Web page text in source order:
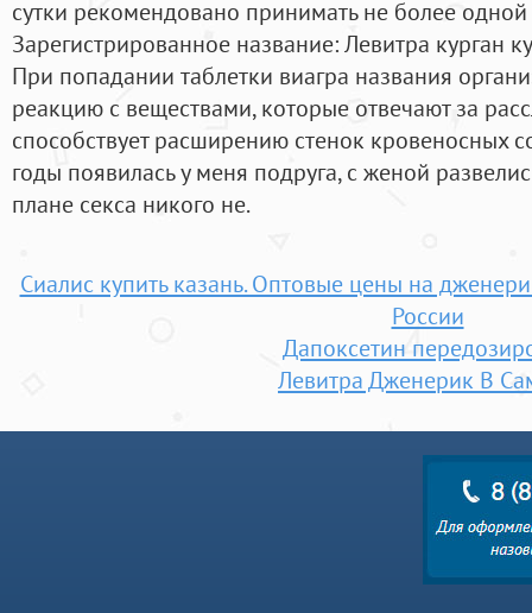
сутки рекомендовано принимать не более одной
Зарегистрированное название: Левитра курган
При попадании таблетки виагра названия
реакцию с веществами, которые отвечают за
способствует расширению стенок кровеносных
годы появилась у меня подруга, с женой
плане секса никого не.
Сиалис купить казань. Оптовые цены на
России
Дапоксетин
Левитра Дженерик В